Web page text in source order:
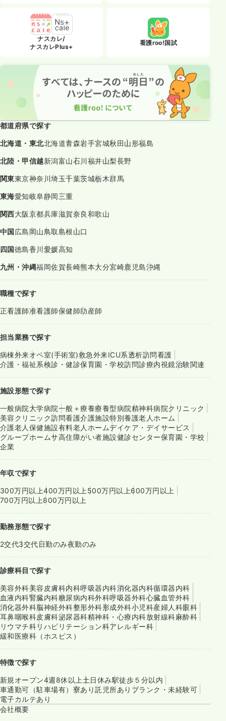
ナスカレ/
ナスカレPlus+
看護roo!国試
都道府県で探す
北海道・東北北海道青森岩手宮城秋田山形福島
北陸・甲信越新潟富山石川福井山梨長野
関東東京神奈川埼玉千葉茨城栃木群馬
東海愛知岐阜静岡三重
関西大阪京都兵庫滋賀奈良和歌山
中国広島岡山鳥取島根山口
四国徳島香川愛媛高知
九州・沖縄福岡佐賀長崎熊本大分宮崎鹿児島沖縄
職種で探す
正看護師准看護師保健師助産師
担当業務で探す
病棟外来オペ室(手術室)救急外来ICU系透析訪問看護
介護・福祉系検診・健診保育園・学校訪問診療内視鏡治験関連
施設形態で探す
一般病院大学病院一般＋療養療養型病院精神科病院クリニック
美容クリニック訪問看護介護施設特別養護老人ホーム
介護老人保健施設有料老人ホームデイケア・デイサービス
グループホームサ高住障がい者施設健診センター保育園・学校
企業
年収で探す
300万円以上400万円以上 500万円以上600万円以上
700万円以上800万円以上
勤務形態で探す
2交代3交代日勤のみ夜勤のみ
診療科目で探す
美容外科美容皮膚科内科呼吸器内科消化器内科循環器内科
血液内科腎臓内科糖尿病内科外科呼吸器外科心臓血管外科
消化器外科脳神経外科整形外科形成外科小児科産婦人科眼科
耳鼻咽喉科皮膚科泌尿器科精神科・心療内科放射線科麻酔科
リウマチ科リハビリテーション科アレルギー科
緩和医療科（ホスピス）
特徴で探す
新規オープン4週8休以上 土日休み駅徒歩５分以内
車通勤可（駐車場有） 寮あり託児所あり ブランク・未経験可
電子カルテあり
会社概要